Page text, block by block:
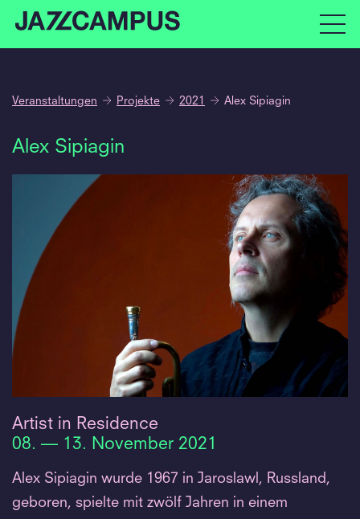
Veranstaltungen Projekte 2021 Alex Sipiagin
Alex Sipiagin
Artist in Residence
08. — 13. November 2021
Alex Sipiagin wurde 1967 in Jaroslawl, Russland,
geboren, spielte mit zwölf Jahren in einem